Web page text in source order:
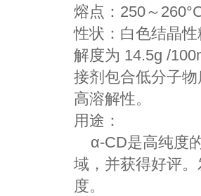
熔点：250～
性状：白色结晶
解度为 14.5g /
接剂包合低分子
高溶解性。
用途：
α-CD是高纯度
域，并获得好评
度。